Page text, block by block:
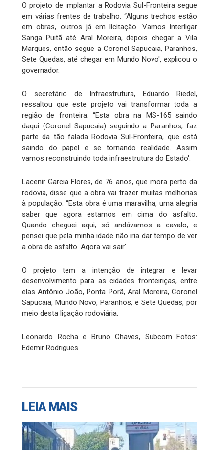
O projeto de implantar a Rodovia Sul-Fronteira segue
em várias frentes de trabalho. “Alguns trechos estão
em obras, outros já em licitação. Vamos interligar
Sanga Puitã até Aral Moreira, depois chegar a Vila
Marques, então segue a Coronel Sapucaia, Paranhos,
Sete Quedas, até chegar em Mundo Novo', explicou o
governador.
O secretário de Infraestrutura, Eduardo Riedel,
ressaltou que este projeto vai transformar toda a
região de fronteira. “Esta obra na MS-165 saindo
daqui (Coronel Sapucaia) seguindo a Paranhos, faz
parte da tão falada Rodovia Sul-Fronteira, que está
saindo do papel e se tornando realidade. Assim
vamos reconstruindo toda infraestrutura do Estado'.
Lacenir Garcia Flores, de 76 anos, que mora perto da
rodovia, disse que a obra vai trazer muitas melhorias
à população. “Esta obra é uma maravilha, uma alegria
saber que agora estamos em cima do asfalto.
Quando cheguei aqui, só andávamos a cavalo, e
pensei que pela minha idade não iria dar tempo de ver
a obra de asfalto. Agora vai sair'.
O projeto tem a intenção de integrar e levar
desenvolvimento para as cidades fronteiriças, entre
elas Antônio João, Ponta Porã, Aral Moreira, Coronel
Sapucaia, Mundo Novo, Paranhos, e Sete Quedas, por
meio desta ligação rodoviária.
Leonardo Rocha e Bruno Chaves, Subcom Fotos:
Edemir Rodrigues
LEIA MAIS